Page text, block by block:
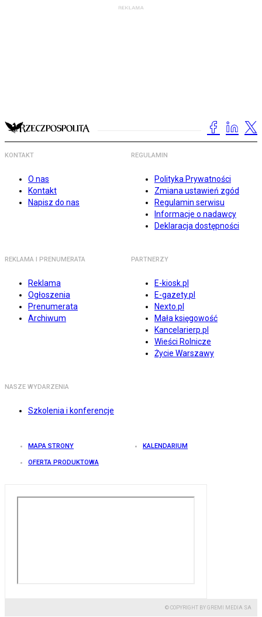
KONTAKT
O nas
Kontakt
Napisz do nas
REGULAMIN
Polityka Prywatności
Zmiana ustawień zgód
Regulamin serwisu
Informacje o nadawcy
Deklaracja dostępności
REKLAMA I PRENUMERATA
Reklama
Ogłoszenia
Prenumerata
Archiwum
PARTNERZY
E-kiosk.pl
E-gazety.pl
Nexto.pl
Mała księgowość
Kancelarierp.pl
Wieści Rolnicze
Życie Warszawy
NASZE WYDARZENIA
Szkolenia i konferencje
MAPA STRONY KALENDARIUM
OFERTA PRODUKTOWA
© COPYRIGHT BY GREMI MEDIA SA